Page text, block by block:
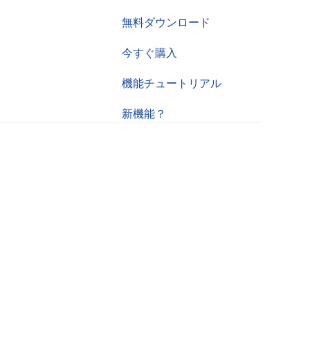
無料ダウンロード
今すぐ購入
機能チュートリアル
新機能？